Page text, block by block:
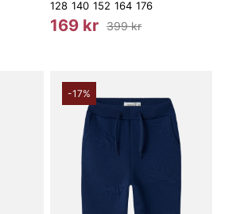
Pants
128 140 152 164 176
169 kr 399 kr
-17%